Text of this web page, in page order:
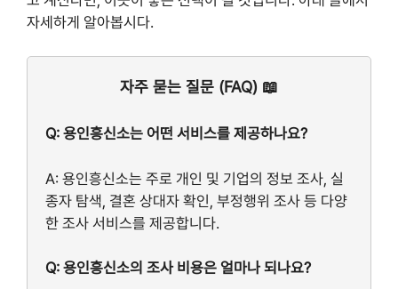
자세하게 알아봅시다.
자주 묻는 질문 (FAQ) 📖
Q: 용인흥신소는 어떤 서비스를 제공하나요?
A: 용인흥신소는 주로 개인 및 기업의 정보 조사, 실
종자 탐색, 결혼 상대자 확인, 부정행위 조사 등 다양
한 조사 서비스를 제공합니다.
Q: 용인흥신소의 조사 비용은 얼마나 되나요?